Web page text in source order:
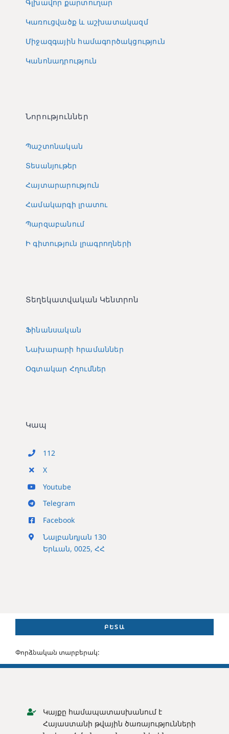
Գլխավոր քարտուղար
Կառուցվածք և աշխատակազմ
Միջազգային համագործակցություն
Կանոնադրություն
Նորություններ
Պաշտոնական
Տեսանյութեր
Հայտարարություն
Համակարգի լրատու
Պարզաբանում
Ի գիտություն լրագրողների
Տեղեկատվական Կենտրոն
Ֆինանսական
Նախարարի հրամաններ
Օգտակար Հղումներ
Կապ
112
X
Youtube
Telegram
Facebook
Նալբանդյան 130
Երևան, 0025, ՀՀ
ԲԵՏԱ
Փորձնական տարբերակ:
Կայքը համապատասխանում է
Հայաստանի թվային ծառայությունների